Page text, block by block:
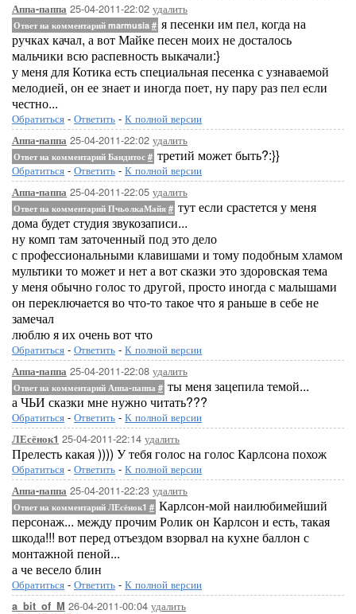
Аппа-паппа 25-04-2011-22:02 удалить
Ответ на комментарий marmusia # я песенки им пел, когда на
ручках качал, а вот Майке песен моих не досталось
мальчики всю распевность выкачали:}
у меня для Котика есть специальная песенка с узнаваемой
мелодией, он ее знает и иногда поет, ну пару раз пел если
честно...
Обратиться - Ответить - К полной версии
Аппа-паппа 25-04-2011-22:02 удалить
Ответ на комментарий Бандитос # третий может быть?:}}
Обратиться - Ответить - К полной версии
Аппа-паппа 25-04-2011-22:05 удалить
Ответ на комментарий ПчьолкаМайя # тут если срастется у меня
дома будет студия звукозаписи...
ну комп там заточенный под это дело
с профессиональными клавишами и тому подобным хламом
мультики то может и нет а вот сказки это здоровская тема
у меня обычно голос то другой, просто иногда с малышами
он переключается во что-то такое что я раньше в себе не
замечал
люблю я их очень вот что
Обратиться - Ответить - К полной версии
Аппа-паппа 25-04-2011-22:08 удалить
Ответ на комментарий Аппа-паппа # ты меня зацепила темой...
а ЧЬИ сказки мне нужно читать???
Обратиться - Ответить - К полной версии
ЛЕсёнок1 25-04-2011-22:14 удалить
Прелесть какая )))) У тебя голос на голос Карлсона похож
Обратиться - Ответить - К полной версии
Аппа-паппа 25-04-2011-22:23 удалить
Ответ на комментарий ЛЕсёнок1 # Карлсон-мой наилюбимейший
персонаж... между прочим Ролик он Карлсон и есть, такая
шкода!!! вот перед отъездом взорвал на кухне баллон с
монтажной пеной...
а че весело блин
Обратиться - Ответить - К полной версии
a_bit_of_M 26-04-2011-00:04 удалить